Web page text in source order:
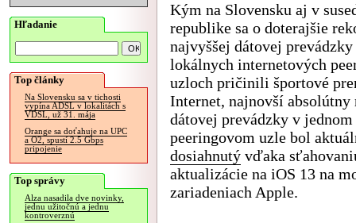
Hľadanie
Top články
Na Slovensku sa v tichosti
vypína ADSL v lokalitách s
VDSL, už 31. mája
Orange sa doťahuje na UPC
a O2, spustí 2.5 Gbps
pripojenie
Top správy
Alza nasadila dve novinky,
jednu užitočnú a jednu
kontroverznú
Kým na Slovensku aj v
republike sa o doterajšie
najvyššej dátovej
lokálnych internetových
uzloch pričinili športové
Internet, najnovší absolútny
dátovej prevádzky v jednom
peeringovom uzle bol
dosiahnutý vďaka
aktualizácie na iOS 13 na
zariadeniach Apple.